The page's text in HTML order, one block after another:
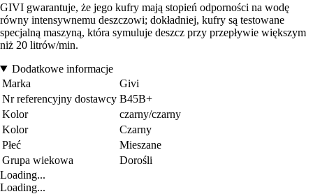
GIVI gwarantuje, że jego kufry mają stopień odporności na wodę
równy intensywnemu deszczowi; dokładniej, kufry są testowane
specjalną maszyną, która symuluje deszcz przy przepływie większym
niż 20 litrów/min.
Dodatkowe informacje
Marka
Givi
Nr referencyjny dostawcy B45B+
Kolor
czarny/czarny
Kolor
Czarny
Płeć
Mieszane
Grupa wiekowa
Dorośli
Loading...
Loading...